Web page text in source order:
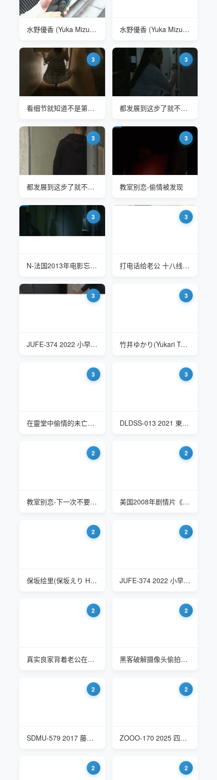
水野優香 (Yuka Mizuno) FUGA-38 同窓会 水野優香 (Yuka Mizuno) FUGA-38 同窓会
3
看细节就知道不是第一次了
3
都发展到这步了就不能有个钥匙吗
3
都发展到这步了就不能有个钥匙吗
3
教室别恋-偷情被发现
3
N-法国2013年电影忘年恋曲-罗丝儿子汤姆看到妈妈从伊恩房间出来
3
打电话给老公 十八线小网红的偷情日记
3
JUFE-374 2022 小早川怜子(Kobayakawa Reiko) 婆婆的突然上门有点打乱了计划
3
竹井ゆかり(Yukari Takei) 2011 邻居老公上班了
3
在靈堂中偷情的未亡人 钟宛冰
3
DLDSS-013 2021 東凛(Azuma Rin) 与名媛女社长偷情
2
教室别恋-下一次不要突然来我丈夫可能在家
2
美国2008年剧情片《在屋顶上流浪》405房间凯特在一起
2
保坂绘里(保坂えり Hosaka Eri)
2
JUFE-374 2022 小早川怜子(Kobayakawa Reiko) 婆婆的突然上门有点打乱了计划
2
真实良家背着老公在民宿约会偷情
2
黑客破解摄像头偷拍服装店老板娘偷情
2
SDMU-579 2017 藤野桃花(藤野もも花 Fujino Momoka) 偷情而兴奋的女大学生
2
ZOOO-170 2025 四十路成熟人妻
2 2